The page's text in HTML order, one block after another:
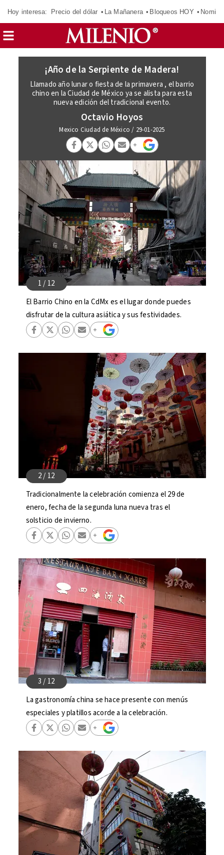
Hoy interesa: Precio del dólar La Mañanera Bloqueos HOY
¡Año de la Serpiente de Madera!
Llamado año lunar o fiesta de la primavera , el barrio
chino en la Ciudad de México ya se alista para esta
nueva edición del tradicional evento.
Octavio Hoyos
Mexico Ciudad de México / 29-01-2025
El Barrio Chino en la CdMx es el lugar donde puedes
disfrutar de la cultura asiática y sus festividades.
Tradicionalmente la celebración comienza el 29 de
enero, fecha de la segunda luna nueva tras el
solsticio de invierno.
La gastronomía china se hace presente con menús
especiales y platillos acorde a la celebración.